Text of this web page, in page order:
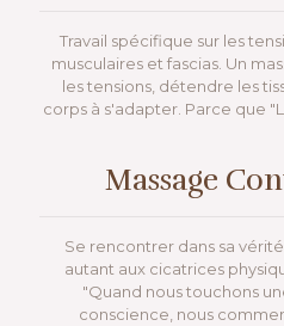
Travail spécifique sur les
musculaires et fascias. Un
les tensions, détendre les
corps à s'adapter. Parce que
Massage
Se rencontrer dans sa
autant aux cicatrices
"Quand nous touchons
conscience, nous